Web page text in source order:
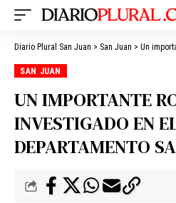
Diario Plural San Juan > San Juan > Un
SAN JUAN
UN IMPORTANTE
INVESTIGADO EN
DEPARTAMENTO